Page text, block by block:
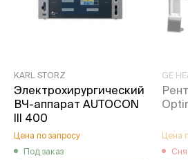
KARL STORZ
Электрохирургический
ВЧ-аппарат AUTOCON
III 400
Цена по запросу
Под заказ
GE
Цена